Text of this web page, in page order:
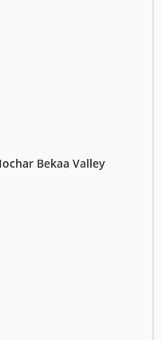
Bekaa Valley